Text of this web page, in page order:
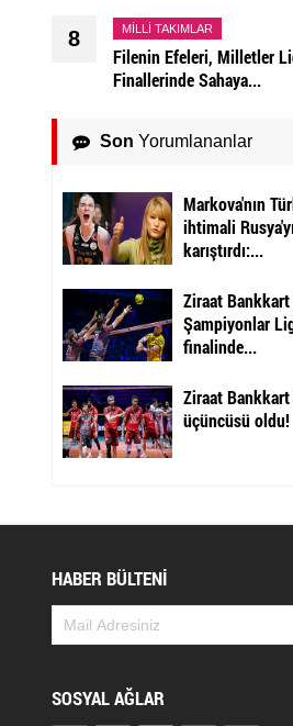
8 MILLI TAKIMLAR
Filenin Efeleri, Milletler
Finallerinde Sahaya...
Son Yorumlananlar
Markova'nın
ihtimali
karıştırdı:...
Ziraat Bankkart
Şampiyonlar
finalinde...
Ziraat
üçüncüsü oldu!
HABER BÜLTENİ
SOSYAL AĞLAR